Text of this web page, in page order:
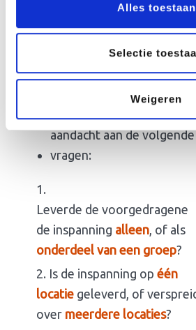
Alles toestaan
Selectie
Weigeren
duidelijk aan waarom de
verrichting voor de
samenleving belangrijk
is/was.
toelichting op de
omschrijving. Besteed
aandacht aan de volgende
vragen:
Leverde de voorgedragene
de inspanning alleen, of als
onderdeel van een groep?
Is de inspanning op één
locatie geleverd, of
over meerdere locaties?